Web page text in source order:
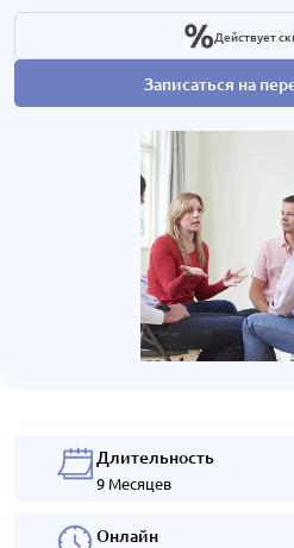
Записаться на
Действует
Длительность
9 Месяцев
Онлайн